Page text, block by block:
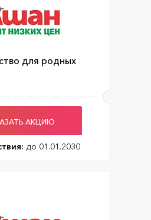
для родных
АКЦИЮ
до 01.01.2030